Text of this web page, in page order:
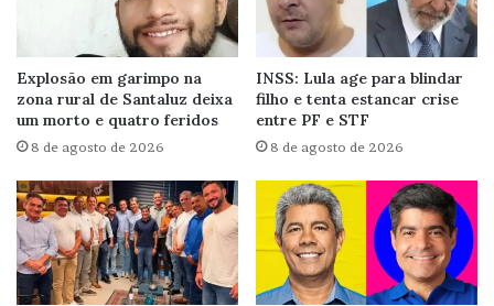
Explosão em garimpo na
zona rural de Santaluz deixa
um morto e quatro feridos
8 de agosto de 2026
INSS: Lula age para blindar
filho e tenta estancar crise
entre PF e STF
8 de agosto de 2026